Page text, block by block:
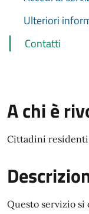
Ulteriori
Contatti
A chi è
Cittadini
Questo servizio si